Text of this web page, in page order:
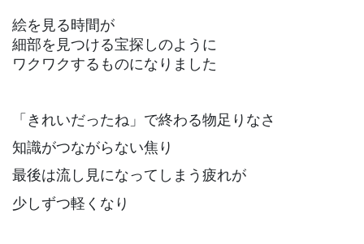
絵を見る時間が
細部を見つける宝探しのように
ワクワクするものになりました
「きれいだったね」で終わる物足りなさ
知識がつながらない焦り
最後は流し見になってしまう疲れが
少しずつ軽くなり